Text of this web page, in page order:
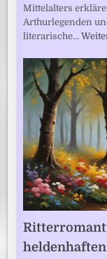
Mittelalters
Arthurlegenden
literarische…